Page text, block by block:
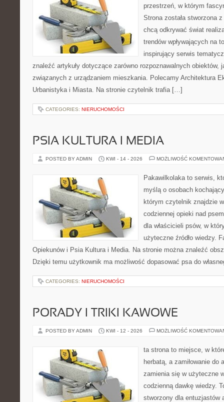
przestrzeń, w którym
Strona została stworzona
chcą odkrywać świat
trendów wpływających na
inspirujący serwis
znaleźć artykuły dotyczące zarówno rozpoznawalnych obiektów,
związanych z urządzaniem mieszkania. Polecamy Architektura
Urbanistyka i Miasta. Na stronie czytelnik trafia […]
CATEGORIES: NIERUCHOMOŚCI
PSIA KULTURA I MEDIA
POSTED BY ADMIN KWI - 14 - 2026 MOŻLIWOŚĆ
Pakawilkolaka to serwis,
myślą o osobach
którym czytelnik znajdzie
codziennej opieki nad
dla właścicieli psów, w
użyteczne źródło wiedzy.
Opiekunów i Psia Kultura i Media. Na stronie można znaleźć
Dzięki temu użytkownik ma możliwość dopasować psa do
CATEGORIES: NIERUCHOMOŚCI
PORADY I TRIKI KAWOWE
POSTED BY ADMIN KWI - 12 - 2026 MOŻLIWOŚĆ
ta strona to miejsce, w
herbatą, a zamiłowanie do
zamienia się w użyteczne
codzienną dawkę wiedzy.
stworzony dla entuzjastów